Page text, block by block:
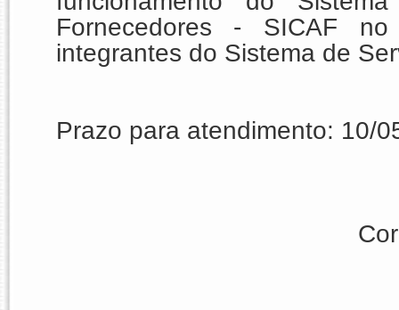
Fornecedores - SICAF
integrantes do Sistema de
Prazo para atendimento: 10/